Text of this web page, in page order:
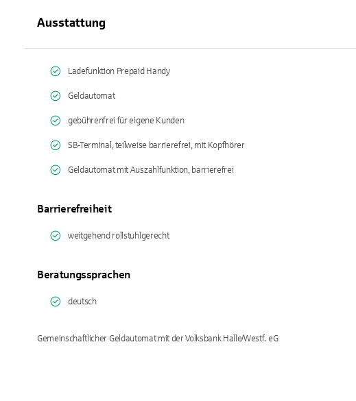
Ausstattung
Ladefunktion Prepaid Handy
Geldautomat
gebührenfrei für eigene Kunden
SB-Terminal, teilweise barrierefrei, mit Kopfhörer
Geldautomat mit Auszahlfunktion, barrierefrei
Barrierefreiheit
weitgehend rollstuhlgerecht
Beratungssprachen
deutsch
Gemeinschaftlicher Geldautomat mit der Volksbank Halle/Westf. eG